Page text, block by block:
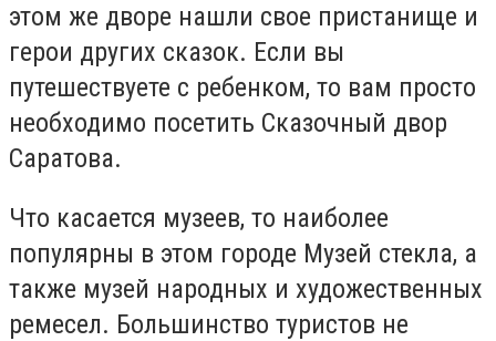
этом же дворе нашли свое пристанище и
герои других сказок. Если вы
путешествуете с ребенком, то вам просто
необходимо посетить Сказочный двор
Саратова.
Что касается музеев, то наиболее
популярны в этом городе Музей стекла, а
также музей народных и художественных
ремесел. Большинство туристов не